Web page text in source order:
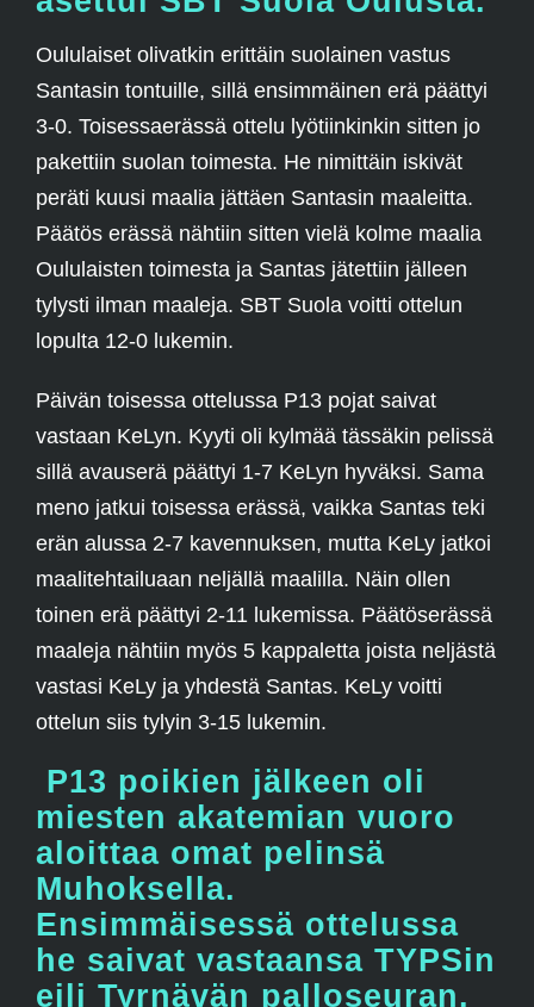
Oululaiset olivatkin erittäin suolainen vastus
Santasin tontuille, sillä ensimmäinen erä päättyi
3-0. Toisessaerässä ottelu lyötiinkinkin sitten jo
pakettiin suolan toimesta. He nimittäin iskivät
peräti kuusi maalia jättäen Santasin maaleitta.
Päätös erässä nähtiin sitten vielä kolme maalia
Oululaisten toimesta ja Santas jätettiin jälleen
tylysti ilman maaleja. SBT Suola voitti ottelun
lopulta 12-0 lukemin.
Päivän toisessa ottelussa P13 pojat saivat
vastaan KeLyn. Kyyti oli kylmää tässäkin pelissä
sillä avauserä päättyi 1-7 KeLyn hyväksi. Sama
meno jatkui toisessa erässä, vaikka Santas teki
erän alussa 2-7 kavennuksen, mutta KeLy jatkoi
maalitehtailuaan neljällä maalilla. Näin ollen
toinen erä päättyi 2-11 lukemissa. Päätöserässä
maaleja nähtiin myös 5 kappaletta joista neljästä
vastasi KeLy ja yhdestä Santas. KeLy voitti
ottelun siis tylyin 3-15 lukemin.
P13 poikien jälkeen oli
miesten akatemian vuoro
aloittaa omat pelinsä
Muhoksella.
Ensimmäisessä ottelussa
he saivat vastaansa TYPSin
eili Tyrnävän palloseuran.